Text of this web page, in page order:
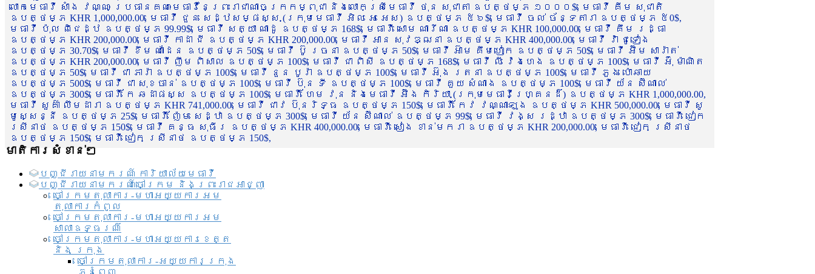
លោកមេធាវី សាំង វណ្ណៈ ប្រធានគណៈមេធាវីនៃព្រះរាជាណាចក្រកម្ពុជា និងលោកស្រីមេធាវី ថុន សុជាតា ឧបត្ថម្ភ ១០០០$, មេធាវី គីម សុជាតិ
ឧបត្ថម្ភ KHR 1,000,000.00, មេធាវី ជួន សេដ្ឋសម្ផស្ស (ក្រុមមេធាវី អិល អេ អេស) ឧបត្ថម្ភ ៥៦$, មេធាវី ចល់ ច័ន្ទតារា ឧបត្ថម្ភ ៥0$,
មេធាវី ប៉ុល ពិជេដ្ឋ ឧបត្ថម្ភ 99.99$, មេធាវី សត្យា ណាដូ ឧបត្ថម្ភ 168$, មេធាវី សោម ណារីណា ឧបត្ថម្ភ KHR 100,000.00, មេធាវី គឹម រដ្ធា
ឧបត្ថម្ភ KHR 200,000.00, មេធាវី កាដា ជី ឧបត្ថម្ភ KHR 200,000.00, មេធាវី អាន សុវឌ្ឍនា ឧបត្ថម្ភ KHR 400,000.00, មេធាវី វ៉ា ជូទៀង
ឧបត្ថម្ភ 30.70$, មេធាវី ខឹម ណាដែន ឧបត្ថម្ភ 50$, មេធាវី ប៊ូ រចនា ឧបត្ថម្ភ 50$, មេធាវី អ៊ាម គឹមហៀក ឧបត្ថម្ភ 50$, មេធាវី អ៊ឹម សារ៉ាត់
ឧបត្ថម្ភ KHR 200,000.00, មេធាវី ញឹម ពិសាល ឧបត្ថម្ភ 100$, មេធាវី ជា ពិសី ឧបត្ថម្ភ 168$, មេធាវី លី វ៉េងហេង ឧបត្ថម្ភ 100$, មេធាវី អ៊ុំ ម៉ាណិត
ឧបត្ថម្ភ 50$, មេធាវី ជា ភារ៉ា ឧបត្ថម្ភ 100$, មេធាវី នួន បូរ៉ា ឧបត្ថម្ភ 100$, មេធាវី អ៊ុង រតនា ឧបត្ថម្ភ 100$, មេធាវី ភួង ប៉ោឆាយ
ឧបត្ថម្ភ 500$, មេធាវី ជា សុខចាន់ ឧបត្ថម្ភ 100$, មេធាវី ប៊ុន ទី ឧបត្ថម្ភ 100$, មេធាវី គួយ សំណាង ឧបត្ថម្ភ 100$, មេធាវី យ័ន ស៊ីណាល់
ឧបត្ថម្ភ 300$, មេធាវី កែ ឆដាផស្ស ឧបត្ថម្ភ 100$, មេធាវី ហែម វុន និងមេធាវី អ៊ឹង កិរិយា (ក្រុមមេធាវីហ្គ្រេនដ៏) ឧបត្ថម្ភ KHR 1,000,000.00,
មេធាវី សួគ៌ា លឹមដារា ឧបត្ថម្ភ KHR 741,000.00, មេធាវី ជាវ ប៊ុនរិទ្ធ ឧបត្ថម្ភ 150$, មេធាវី កែវ វណ្ណាឡុង ឧបត្ថម្ភ KHR 500,000.00, មេធាវី សូ
មូសេ្សន្នី ឧបត្ថម្ភ 25$, មេធាវី ញ៉ែម សេដ្ឋា ឧបត្ថម្ភ 300$, មេធាវី យ័ន ស៊ីណាល់ ឧបត្ថម្ភ 99$, មេធាវី វង្ស រដ្ឋា ឧបត្ថម្ភ 300$, មេធាវី ជៀក
ស្រីនាថ ឧបត្ថម្ភ 150$, មេធាវី គន្ធ សុធីរ ឧបត្ថម្ភ KHR 400,000.00, មេធាវី សៀង ខាន់មករា ឧបត្ថម្ភ KHR 200,000.00, មេធាវី ជៀក ស្រីនាថ
ឧបត្ថម្ភ 150$, មេធាវី ជៀក ស្រីនាថ ឧបត្ថម្ភ 150$,
មាតិការសំខាន់ៗ
បញ្ជី​រាយ​នាមករណ៍ ការិយាល័យ​មេធាវី​
បញ្ជី​រាយ​នាមករណ៍​ចៅក្រម និងព្រះរាជអាជ្ញា
ចៅក្រមតុលាការ-មហាអយ្យការអម
តុលាការកំពូល
ចៅក្រមតុលាការ-មហាអយ្យការអម
សាលាឧទ្ធរណ៏
ចៅក្រមតុលាការ-មហាអយ្យការខេត្ត
និង ក្រុង
ចៅក្រមតុលាការ-អយ្យការក្រុង